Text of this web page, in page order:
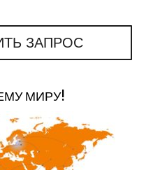
ЗАПРОС
МИРУ!